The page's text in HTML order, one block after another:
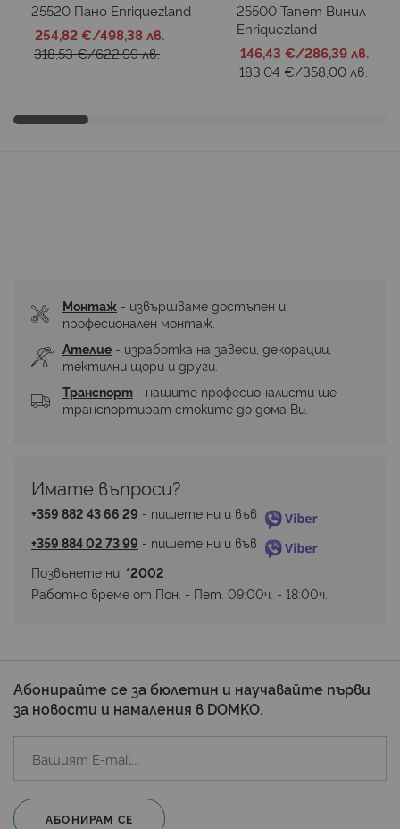
25520 Пано Enriquezland
254,82 €/498,38 лв.
318,53 €/622,99 лв.
25500 Тапет Винил
Enriquezland
146,43 €/286,39 лв.
183,04 €/358,00 лв.
Монтаж - извършваме достъпен и
професионален монтаж.
Ателие - изработка на завеси, декорации,
тектилни щори и други.
Транспорт - нашите професионалисти ще
транспортират стоките до дома Ви.
Имате въпроси?
+359 882 43 66 29 - пишете ни и във
+359 884 02 73 99 - пишете ни и във
Позвънете ни: *2002
Работно време от Пон. - Пет. 09:00ч. - 18:00ч.
Абонирайте се за бюлетин и научавайте първи
за новости и намаления в DOMKO.
АБОНИРАМ СЕ